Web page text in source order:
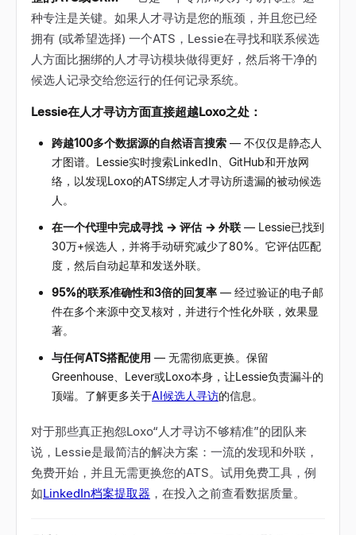
种专注是关键。如果人才寻访是您的瓶颈，并且您已经
拥有 (或希望选择) 一个ATS，Lessie在寻找和联系候选
人方面比捆绑的人才寻访模块做得更好，然后将干净的
候选人记录交给您运行的任何记录系统。
Lessie在人才寻访方面直接超越Loxo之处：
跨越100多个数据源的自然语言搜索 — 不仅仅是静态人
才图谱。Lessie实时搜索LinkedIn、GitHub和开放网
络，以发现Loxo的ATS绑定人才寻访所遗漏的被动候选
人。
在一个代理中完成寻找 → 评估 → 外联 — Lessie已找到
30万+候选人，并将手动研究减少了80%。它评估匹配
度，然后自动起草和发送外联。
95%的联系准确性和3倍的回复率 — 经过验证的电子邮
件在多个来源中交叉核对，并进行个性化外联，效果显
著。
与任何ATS搭配使用 — 无需彻底更换。保留
Greenhouse、Lever或Loxo本身，让Lessie负责漏斗的
顶端。了解更多关于AI候选人寻访的信息。
对于那些真正抱怨Loxo“人才寻访不够精准”的团队来
说，Lessie是最简洁的解决方案：一流的发现和外联，
免费开始，并且无需更换您的ATS。试用免费工具，例
如LinkedIn档案提取器 ，在投入之前查看数据质量。